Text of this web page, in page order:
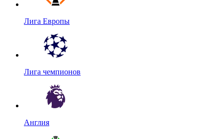
Лига Европы
Лига чемпионов
Англия